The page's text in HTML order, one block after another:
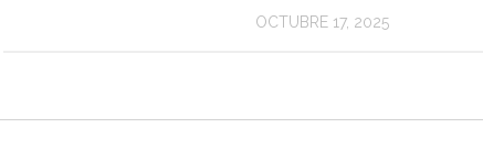
OCTUBRE 17, 2025